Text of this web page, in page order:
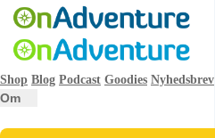
Shop Blog Podcast Goodies Nyhedsbrev
Om